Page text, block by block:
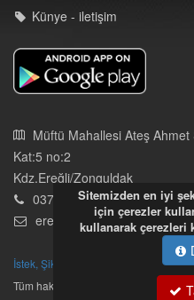
Künye - iletişim
Müftü Mahallesi Ateş
Kat:5 no:2
Kdz.Ereğli/Zonguldak
03723121008
eregliyeniufuk@gmail.com
İstek, Şikayetleriniz İçin Tıklayın
Tüm hakları saklıdır. İzinsiz
Sitemizden en iyi
için çerezler
kullanarak çerezleri